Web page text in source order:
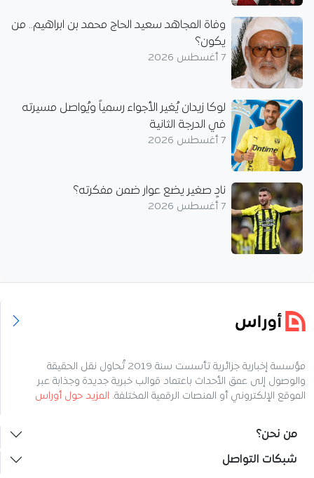
وفاة المجاهد سعيد الحاج محمد بن ابراهيم.. من
يكون؟
7 أغسطس 2026
لوكا زيدان يُغير الأجواء رسمياً ويُواصل مسيرته
في الدرجة الثانية
7 أغسطس 2026
نادٍ صغير يضع عوار ضمن مفكرته؟
7 أغسطس 2026
مؤسسة إخبارية جزائرية تأسست سنة 2019 تُحاول نقل الحقيقة
والوصول إلى عمق الأحداث باعتماد قوالب خبرية جديدة وجذابة عبر
الموقع الإلكتروني أو المنصات الرقمية المختلفة. المزيد حول أوراس
من نحن؟
شبكات التواصل